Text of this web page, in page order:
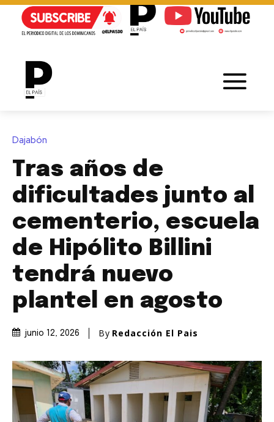
Dajabón
Tras años de
dificultades junto al
cementerio, escuela
de Hipólito Billini
tendrá nuevo
plantel en agosto
junio 12, 2026 By Redacción El Pais